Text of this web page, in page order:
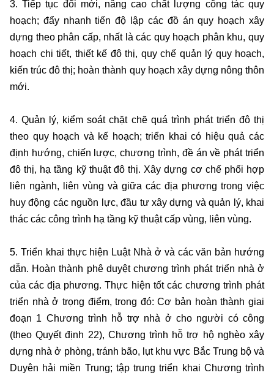
3. Tiếp tục đổi mới, nâng cao chất lượng công tác quy
hoạch; đẩy nhanh tiến độ lập các đồ án quy hoạch xây
dựng theo phân cấp, nhất là các quy hoạch phân khu, quy
hoạch chi tiết, thiết kế đô thị, quy chế quản lý quy hoạch,
kiến trúc đô thị; hoàn thành quy hoạch xây dựng nông thôn
mới.
4. Quản lý, kiểm soát chặt chẽ quá trình phát triển đô thị
theo quy hoạch và kế hoạch; triển khai có hiệu quả các
định hướng, chiến lược, chương trình, đề án về phát triển
đô thị, hạ tầng kỹ thuật đô thị. Xây dựng cơ chế phối hợp
liên ngành, liên vùng và giữa các địa phương trong việc
huy động các nguồn lực, đầu tư xây dựng và quản lý, khai
thác các công trình hạ tầng kỹ thuật cấp vùng, liên vùng.
5. Triển khai thực hiện Luật Nhà ở và các văn bản hướng
dẫn. Hoàn thành phê duyệt chương trình phát triển nhà ở
của các địa phương. Thực hiện tốt các chương trình phát
triển nhà ở trọng điểm, trong đó: Cơ bản hoàn thành giai
đoạn 1 Chương trình hỗ trợ nhà ở cho người có công
(theo Quyết định 22), Chương trình hỗ trợ hộ nghèo xây
dựng nhà ở phòng, tránh bão, lụt khu vực Bắc Trung bộ và
Duyên hải miền Trung; tập trung triển khai Chương trình